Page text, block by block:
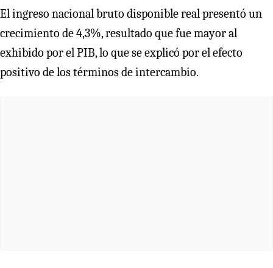
El ingreso nacional bruto disponible real presentó un
crecimiento de 4,3%, resultado que fue mayor al
exhibido por el PIB, lo que se explicó por el efecto
positivo de los términos de intercambio.